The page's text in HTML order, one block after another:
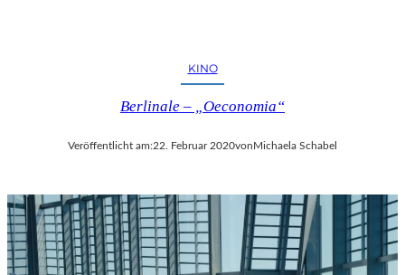
KINO
Berlinale – „Oeconomia“
Veröffentlicht am:22. Februar 2020von Michaela Schabel